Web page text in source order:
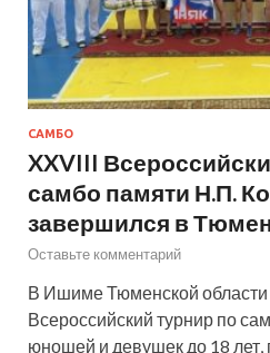
САМБО
XXVIII
самбо памяти Н.П.
завершился в
Оставьте комментарий
В Ишиме Тюменской
Всероссийский турнир по
юношей и девушек до 18 лет,